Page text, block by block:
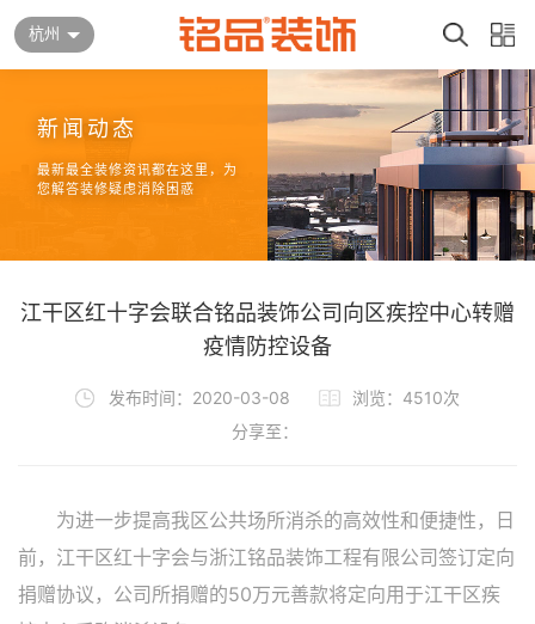
杭州
新闻动态
最新最全装修资讯都在这里，为
您解答装修疑虑消除困惑
江干区红十字会联合铭品装饰公司向区疾控中心转赠
疫情防控设备
发布时间：2020-03-08
浏览：4510次
分享至：
为进一步提高我区公共场所消杀的高效性和便捷性，日
前，江干区红十字会与浙江铭品装饰工程有限公司签订定向
捐赠协议，公司所捐赠的50万元善款将定向用于江干区疾